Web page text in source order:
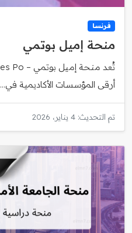
فرنسا
منحة إميل بوتمي
أرقى المؤسسات الأكاديمية في...
تم التحديث: 4 يناير، 2026